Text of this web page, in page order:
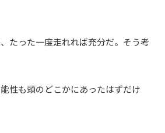
たった一度走れれば充分だ。そう考
性も頭のどこかにあったはずだけ